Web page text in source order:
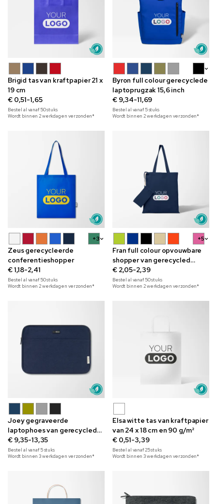
Brigid tas van kraftpapier 21 x
19 cm
€ 0,51-1,65
Bestel al vanaf50stuks
Wordt binnen 2 werkdagen verzonden*
Byron full colour gerecyclede
laptoprugzak 15,6 inch
€ 9,34-11,69
Bestel al vanaf5stuks
Wordt binnen 2 werkdagen verzonden*
+3
Zeus gerecycleerde
conferentieshopper
€ 1,18-2,41
Bestel al vanaf50stuks
Wordt binnen 2 werkdagen verzonden*
+5
Fran full colour opvouwbare
shopper van gerecycled
katoen 140 g/m²
€ 2,05-2,39
Bestel al vanaf50stuks
Wordt binnen 2 werkdagen verzonden*
Joey gegraveerde
laptophoes van gerecycled
canvas 14 inch
€ 9,35-13,35
Bestel al vanaf5stuks
Wordt binnen 3 werkdagen verzonden*
Elsa witte tas van kraftpapier
van 24 x 18 cm en 90 g/m²
€ 0,51-3,39
Bestel al vanaf25stuks
Wordt binnen 3 werkdagen verzonden*